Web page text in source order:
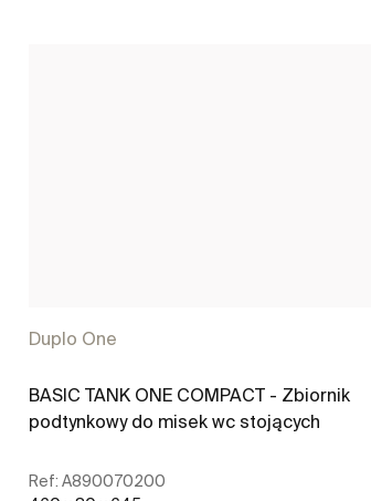
Duplo One
BASIC TANK ONE COMPACT - Zbiornik
podtynkowy do misek wc stojących
Ref: A890070200